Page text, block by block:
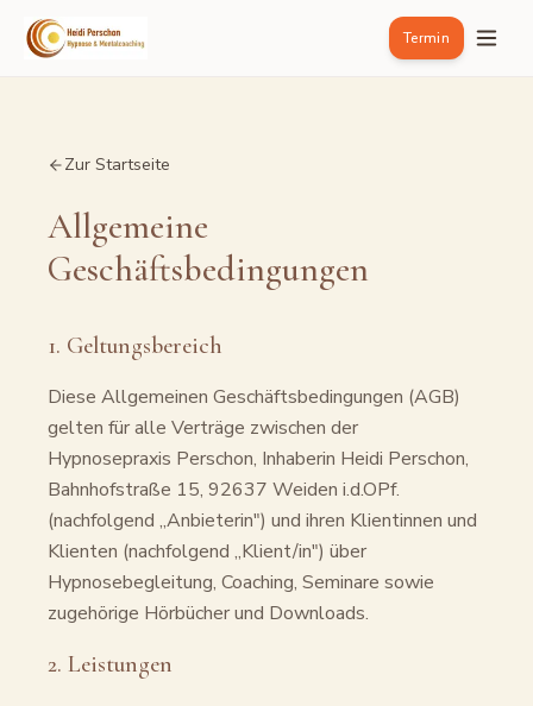
Termin
Zur Startseite
Allgemeine
Geschäftsbedingungen
1. Geltungsbereich
Diese Allgemeinen Geschäftsbedingungen (AGB)
gelten für alle Verträge zwischen der
Hypnosepraxis Perschon, Inhaberin Heidi Perschon,
Bahnhofstraße 15, 92637 Weiden i.d.OPf.
(nachfolgend „Anbieterin") und ihren Klientinnen und
Klienten (nachfolgend „Klient/in") über
Hypnosebegleitung, Coaching, Seminare sowie
zugehörige Hörbücher und Downloads.
2. Leistungen